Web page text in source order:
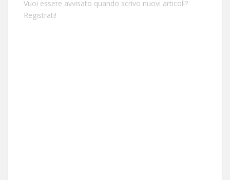
Vuoi essere avvisato quando scrivo nuovi articoli?
Registrati!